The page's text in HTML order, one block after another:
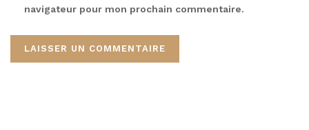
navigateur pour mon prochain commentaire.